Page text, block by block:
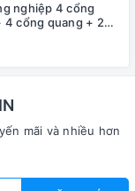
nghiệp 4 cổng
4 cổng quang + 2
SFP 3Onedata
2P48
mãi và nhiều hơn